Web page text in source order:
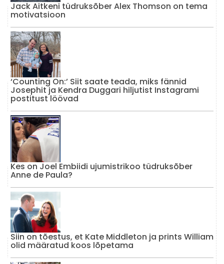
Jack Aitkeni tüdruksõber Alex Thomson on tema
motivatsioon
‘Counting On:’ Siit saate teada, miks fännid
Josephit ja Kendra Duggari hiljutist Instagrami
postitust löövad
Kes on Joel Embiidi ujumistrikoo tüdruksõber
Anne de Paula?
Siin on tõestus, et Kate Middleton ja prints William
olid määratud koos lõpetama